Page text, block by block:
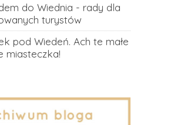
do Wiednia - rady dla
turystów
pod Wiedeń. Ach te małe
miasteczka!